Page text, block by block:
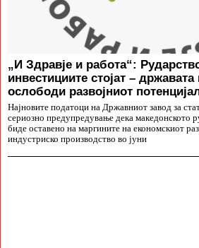
„И Здравје и работа“:
инвестициите стојат –
ослободи развојниот
Најновите податоци на Државниот завод за
сериозно предупредување дека македонското
биде оставено на маргините на економскиот
индустриско производство во јуни